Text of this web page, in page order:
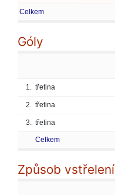
Celkem
Góly
1. třetina
2. třetina
3. třetina
Celkem
Způsob vstřelení